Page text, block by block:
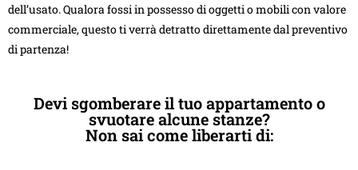
dell’usato. Qualora fossi in possesso di oggetti o mobili con valore
commerciale, questo ti verrà detratto direttamente dal preventivo
di partenza!
Devi sgomberare il tuo appartamento o
svuotare alcune stanze?
Non sai come liberarti di: